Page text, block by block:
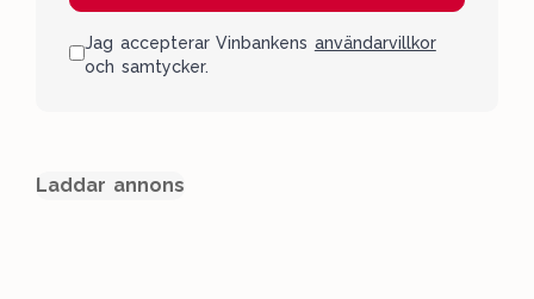
Jag accepterar Vinbankens användarvillkor
och samtycker.
Laddar annons